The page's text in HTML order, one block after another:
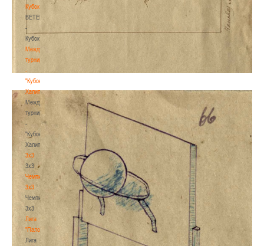
Кубок
BETERA
-
Кубок
Международный
турнир
-
"Кубок
Халипского"
Международный
турнир
-
"Кубок
Халипского"
3x3
3x3
Чемпионат
3х3
Чемпионат
3х3
Лига
"Палова"
Лига